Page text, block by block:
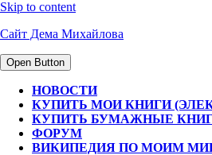
Skip to content
Сайт Дема Михайлова
Open Button
НОВОСТИ
КУПИТЬ МОИ КНИГИ
КУПИТЬ БУМАЖНЫЕ
ФОРУМ
ВИКИПЕДИЯ ПО МОИМ